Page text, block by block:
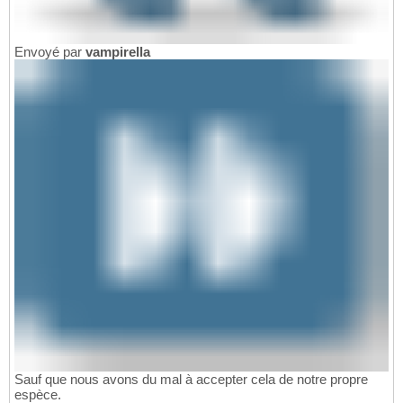
Envoyé par vampirella
Sauf que nous avons du mal à accepter cela de notre propre
espèce.